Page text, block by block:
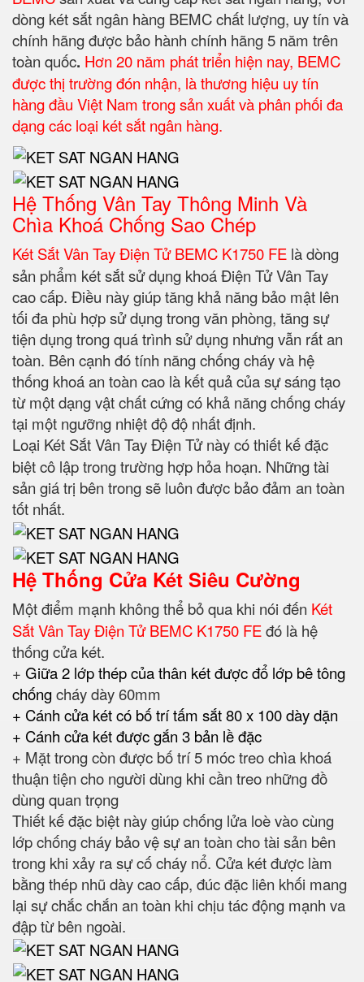
dòng két sắt ngân hàng BEMC chất lượng, uy tín và
chính hãng được bảo hành chính hãng 5 năm trên
toàn quốc. Hơn 20 năm phát triển hiện nay, BEMC
được thị trường đón nhận, là thương hiệu uy tín
hàng đầu Việt Nam trong sản xuất và phân phối đa
dạng các loại két sắt ngân hàng.
Hệ Thống Vân Tay Thông Minh Và
Chìa Khoá Chống Sao Chép
Két Sắt Vân Tay Điện Tử BEMC K1750 FE là dòng
sản phẩm két sắt sử dụng khoá Điện Tử Vân Tay
cao cấp. Điều này giúp tăng khả năng bảo mật lên
tối đa phù hợp sử dụng trong văn phòng, tăng sự
tiện dụng trong quá trình sử dụng nhưng vẫn rất an
toàn. Bên cạnh đó tính năng chống cháy và hệ
thống khoá an toàn cao là kết quả của sự sáng tạo
từ một dạng vật chất cứng có khả năng chống cháy
tại một ngưỡng nhiệt độ độ nhất định.
Loại Két Sắt Vân Tay Điện Tử này có thiết kế đặc
biệt cô lập trong trường hợp hỏa hoạn. Những tài
sản giá trị bên trong sẽ luôn được bảo đảm an toàn
tốt nhất.
Hệ Thống Cửa Két Siêu Cường
Một điểm mạnh không thể bỏ qua khi nói đến Két
Sắt Vân Tay Điện Tử BEMC K1750 FEđó là hệ
thống cửa két.
+ Giữa 2 lớp thép của thân két được đổ lớp bê tông
chốngcháy dày 60mm
+ Cánh cửa két có bố trí tấm sắt 80 x 100 dày dặn
+ Cánh cửa két được gắn 3 bản lề đặc
+ Mặt trong còn được bố trí 5 móc treo chìa khoá
thuận tiện cho người dùng khi cần treo những đồ
dùng quan trọng
Thiết kế đặc biệt này giúp chống lửa loè vào cùng
lớp chống cháy bảo vệ sự an toàn cho tài sản bên
trong khi xảy ra sự cố cháy nổ. Cửa két được làm
bằng thép nhũ dày cao cấp, đúc đặc liên khối mang
lại sự chắc chắn an toàn khi chịu tác động mạnh va
đập từ bên ngoài.